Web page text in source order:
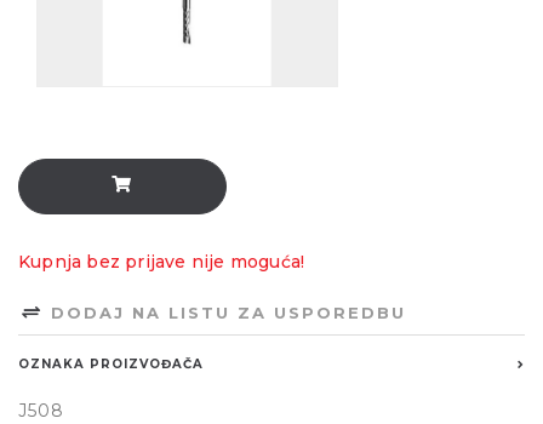
Kupnja bez prijave nije moguća!
DODAJ NA LISTU ZA USPOREDBU
OZNAKA PROIZVOĐAČA
J508